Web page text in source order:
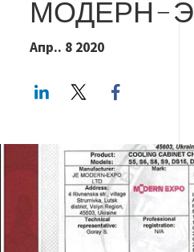
МОДЕРН-
Апр.. 8 2020
LinkedInTwitter
Изображение